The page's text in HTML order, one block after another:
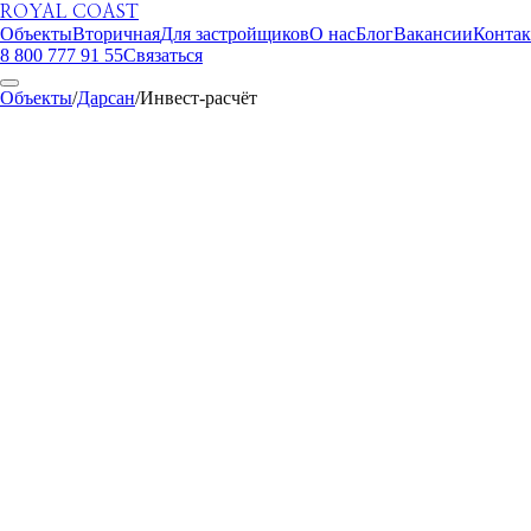
ROYAL COAST
ОбъектыВторичнаяДля застройщиковО насБлогВакансии
8 800 777 91 55Связаться
Объекты/Дарсан/Инвест-расчёт